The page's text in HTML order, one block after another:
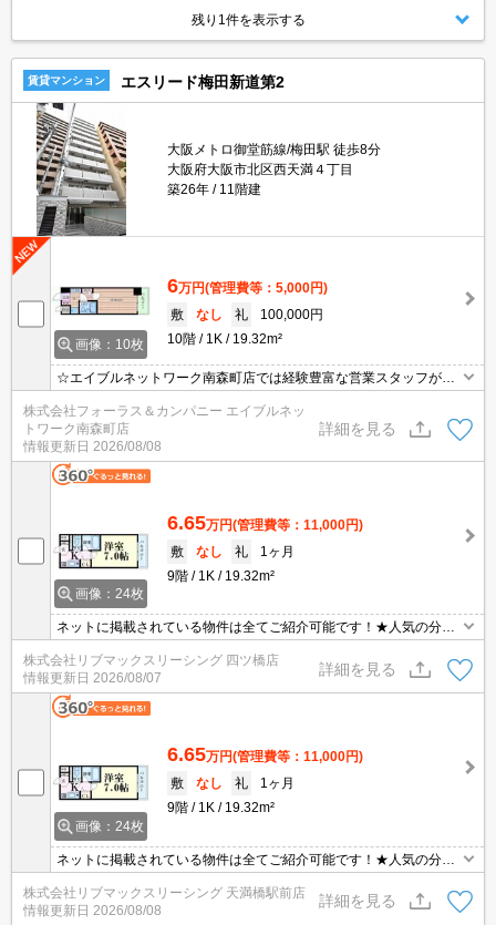
問合せ下さい♪
残り1件を表示する
賃貸マンション エスリード梅田新道第2
大阪メトロ御堂筋線/梅田駅 徒歩8分
大阪府大阪市北区西天満４丁目
築26年
11階建
画像：10枚
6万円(管理費等：5,000円)
敷
なし 礼
100,000円
10階
1K 19.32m²
☆エイブルネットワーク南森町店では経験豊富な営業スタッフが多
数在籍しており、全力でサポートさせて頂きます☆ご希望の物件の
現地付近にて待ち合わせをさせていただきご内覧いただくサービス
や、主要駅までのお迎えサービスも実施中です☆詳しくは「エイブ
ルネットワーク南森町店」０１２０－８２１－２６０にお気軽にお
問合せ下さい♪
株式会社フォーラス＆カンパニー エイブルネッ
トワーク南森町店
情報更新日 2026/08/08
詳細を見る
画像：24枚
6.65万円(管理費等：11,000円)
敷
なし 礼
1ヶ月
9階
1K 19.32m²
ネットに掲載されている物件は全てご紹介可能です！★人気の分譲
済可能★保証人不要★ご内覧可能です。★家具家電付物件です★
株式会社リブマックスリーシング 四ツ橋店
情報更新日 2026/08/07
詳細を見る
画像：24枚
6.65万円(管理費等：11,000円)
敷
なし 礼
1ヶ月
9階
1K 19.32m²
ネットに掲載されている物件は全てご紹介可能です！★人気の分譲
型マンション★インターネット・Wi-Fi無料★初期費用クレジット決
済可能★保証人不要★ご内覧可能です。★家具家電付物件です★
株式会社リブマックスリーシング 天満橋駅前店
情報更新日 2026/08/08
詳細を見る